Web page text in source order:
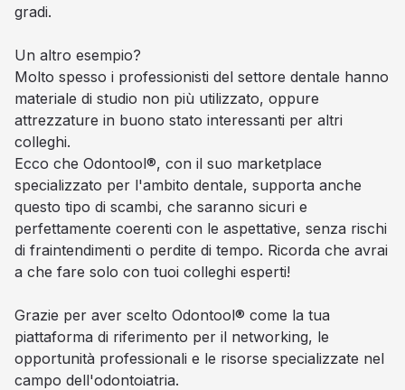
gradi.
Un altro esempio?
Molto spesso i professionisti del settore dentale hanno
materiale di studio non più utilizzato, oppure
attrezzature in buono stato interessanti per altri
colleghi.
Ecco che Odontool®, con il suo marketplace
specializzato per l'ambito dentale, supporta anche
questo tipo di scambi, che saranno sicuri e
perfettamente coerenti con le aspettative, senza rischi
di fraintendimenti o perdite di tempo. Ricorda che avrai
a che fare solo con tuoi colleghi esperti!
Grazie per aver scelto Odontool® come la tua
piattaforma di riferimento per il networking, le
opportunità professionali e le risorse specializzate nel
campo dell'odontoiatria.